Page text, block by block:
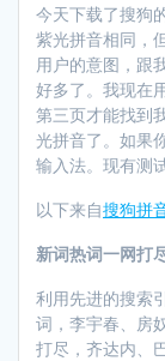
今天下载了搜狗
紫光拼音相同，
用户的意图，跟
好多了。我现在
第三页才能找到
光拼音了。如果
输入法。现有测
以下来自搜狗拼
新词热词一网打
利用先进的搜索
词，李宇春、房
打尽，齐达内、